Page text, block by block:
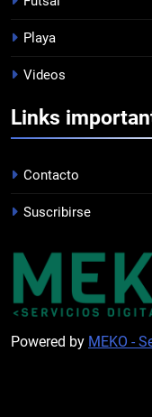
8
1
Playa
Videos
Links
Contacto
Suscribirse
Powered by MEKO -